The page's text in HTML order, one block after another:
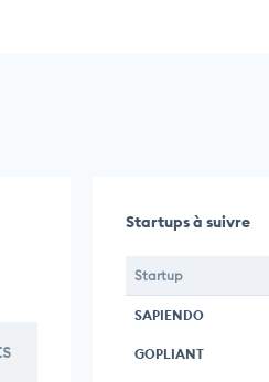
Startups à suivre
Startup
SAPIENDO
GOPLIANT